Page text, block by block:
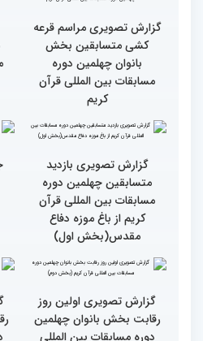
گزارش تصویری دومین روز
رقابت بخش برادران
چهلمین دوره مسابقات
بین‌المللی قرآن کریم(بخش
دوم)
گزارش تصویری مراسم قرعه
کشی متسابقین بخش
بانوان چهلمین دوره
مسابقات بین المللی قرآن
کریم
گزارش تصویری بازدید